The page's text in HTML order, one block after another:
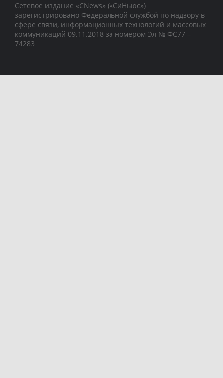
Сетевое издание «CNews» («СиНьюс»)
зарегистрировано Федеральной службой по надзору в
сфере связи, информационных технологий и массовых
коммуникаций 09.11.2018 за номером Эл № ФС77 –
74283